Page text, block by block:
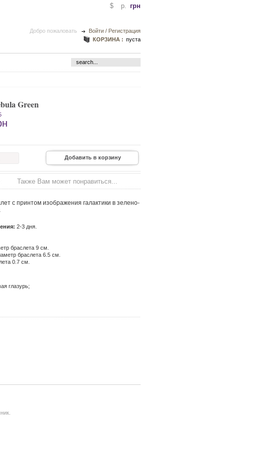
$ p. грн
Добро пожаловать
Войти / Регистрация
КОРЗИНА : пуста
Green
Также Вам может понравиться...
с принтом изображения галактики в зелено-
2-3 дня.
браслета 9 см.
браслета 6.5 см.
0.7 см.
глазурь;